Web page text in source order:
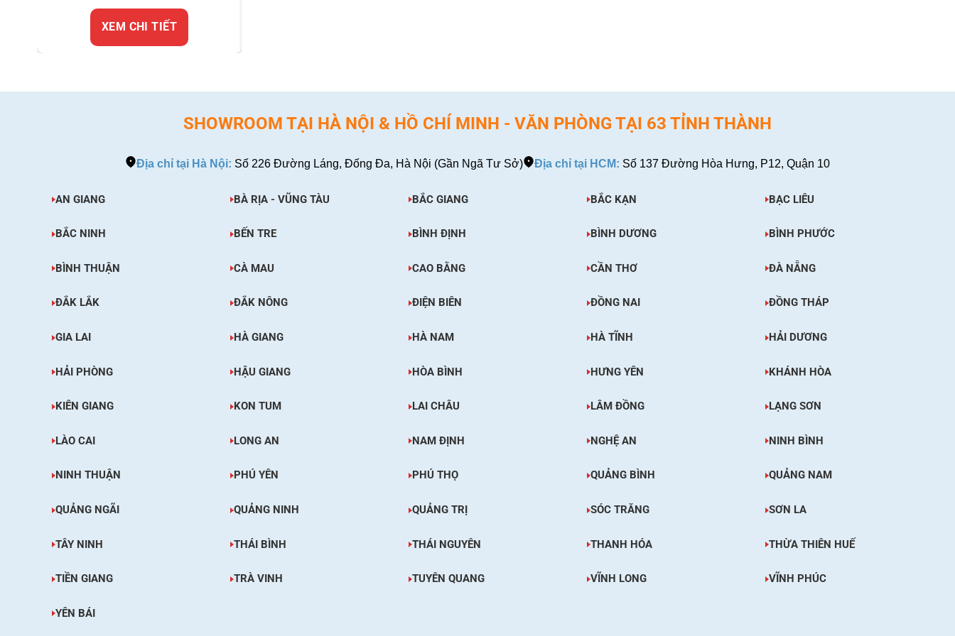
XEM CHI TIẾT
SHOWROOM TẠI HÀ NỘI & HỒ CHÍ MINH - VĂN PHÒNG TẠI 63 TỈNH THÀNH
Địa chỉ tại Hà Nội: Số 226 Đường Láng, Đống Đa, Hà Nội (Gần Ngã Tư Sở) Địa chỉ tại HCM: Số 137 Đường Hòa Hưng, P12, Quận 10
AN GIANG BÀ RỊA - VŨNG TÀU BẮC GIANG BẮC KẠN BẠC LIÊU
BẮC NINH BẾN TRE BÌNH ĐỊNH BÌNH DƯƠNG BÌNH PHƯỚC
BÌNH THUẬN CÀ MAU CAO BẰNG CẦN THƠ ĐÀ NẴNG
ĐẮK LẮK ĐẮK NÔNG ĐIỆN BIÊN ĐỒNG NAI ĐỒNG THÁP
GIA LAI HÀ GIANG HÀ NAM HÀ TĨNH HẢI DƯƠNG
HẢI PHÒNG HẬU GIANG HÒA BÌNH HƯNG YÊN KHÁNH HÒA
KIÊN GIANG KON TUM LAI CHÂU LÂM ĐỒNG LẠNG SƠN
LÀO CAI LONG AN NAM ĐỊNH NGHỆ AN NINH BÌNH
NINH THUẬN PHÚ YÊN PHÚ THỌ QUẢNG BÌNH QUẢNG NAM
QUẢNG NGÃI QUẢNG NINH QUẢNG TRỊ SÓC TRĂNG SƠN LA
TÂY NINH THÁI BÌNH THÁI NGUYÊN THANH HÓA THỪA THIÊN HUẾ
TIỀN GIANG TRÀ VINH TUYÊN QUANG VĨNH LONG VĨNH PHÚC
YÊN BÁI